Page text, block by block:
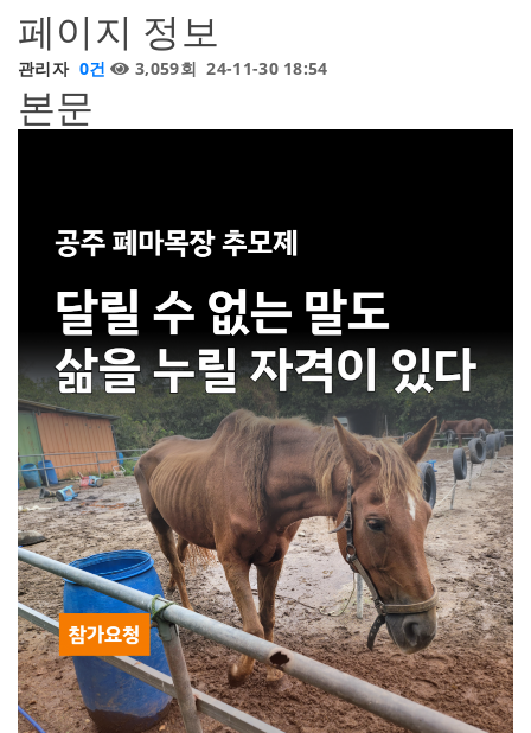
페이지 정보
관리자 0건 3,059회 24-11-30 18:54
본문